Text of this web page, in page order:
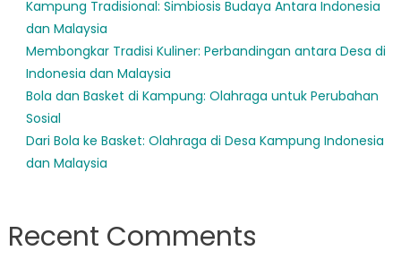
Kampung Tradisional: Simbiosis Budaya Antara Indonesia
dan Malaysia
Membongkar Tradisi Kuliner: Perbandingan antara Desa di
Indonesia dan Malaysia
Bola dan Basket di Kampung: Olahraga untuk Perubahan
Sosial
Dari Bola ke Basket: Olahraga di Desa Kampung Indonesia
dan Malaysia
Recent Comments